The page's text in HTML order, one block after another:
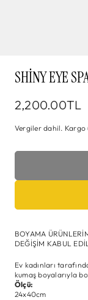
SHINY EYE
2,200.00TL
Vergiler dahil. Kargo
BOYAMA
DEĞİŞİM KABUL
Ev kadınları
kumaş boyalarıyla
Ölçü:
24x40cm